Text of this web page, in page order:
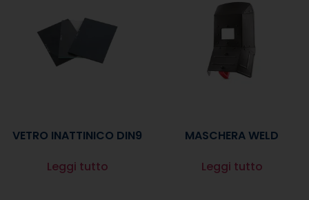
VETRO INATTINICO DIN9
Leggi tutto
MASCHERA WELD
Leggi tutto